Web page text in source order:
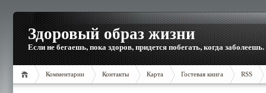
Здоровый образ жизни
Если не бегаешь, пока здоров, придется побегать, когда заболеешь.
Комментарии Контакты Карта Гостевая книга RSS